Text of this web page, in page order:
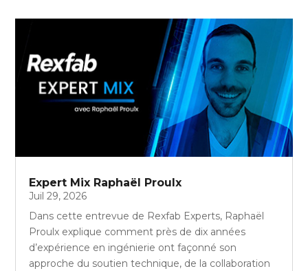
Expert Mix Raphaël Proulx
Juil 29, 2026
Dans cette entrevue de Rexfab Experts, Raphaël
Proulx explique comment près de dix années
d’expérience en ingénierie ont façonné son
approche du soutien technique, de la collaboration